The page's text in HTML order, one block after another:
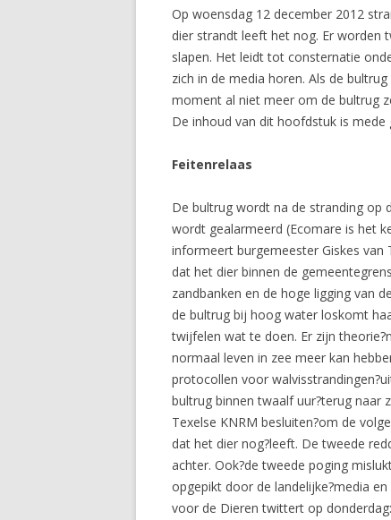
Op woensdag 12 december 2012
dier strandt leeft het nog. Er worden
slapen. Het leidt tot consternatie
zich in de media horen. Als de
moment al niet meer om de bultrug
De inhoud van dit hoofdstuk is mede
Feitenrelaas
De bultrug wordt na de stranding op
wordt gealarmeerd (Ecomare is het
informeert burgemeester Giskes van
dat het dier binnen de
zandbanken en de hoge ligging van
de bultrug bij hoog water loskomt
twijfelen wat te doen. Er zijn
normaal leven in zee meer kan
protocollen voor
bultrug binnen twaalf uur?terug naar
Texelse KNRM besluiten?om de
dat het dier nog?leeft. De tweede
achter. Ook?de tweede poging
opgepikt door de landelijke?media
voor de Dieren twittert op